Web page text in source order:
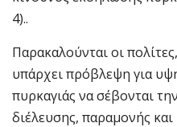
4)..
Παρακαλούνται οι
υπάρχει πρόβλεψη για
πυρκαγιάς να σέβονται
διέλευσης, παραμονής